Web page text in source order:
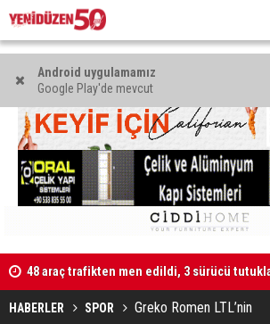
Android uygulamamız
Google Play'de mevcut
Kaldırıma düşen scooter sürücüsü yaralandı
HABERLER SPOR Greko Romen LTL’nin